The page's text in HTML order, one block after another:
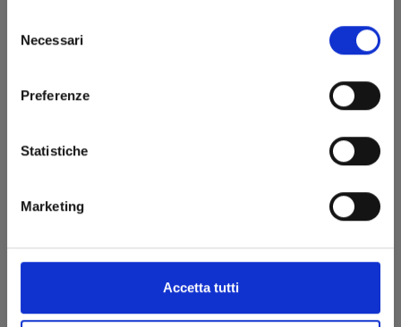
delNecessari
Preferenze
Statistiche
Marketing
Accetta tutti